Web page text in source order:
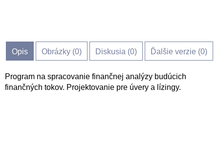
Opis Obrázky (0) Diskusia (0) Ďalšie verzie (0)
Program na spracovanie finančnej analýzy budúcich
finančných tokov. Projektovanie pre úvery a lízingy.